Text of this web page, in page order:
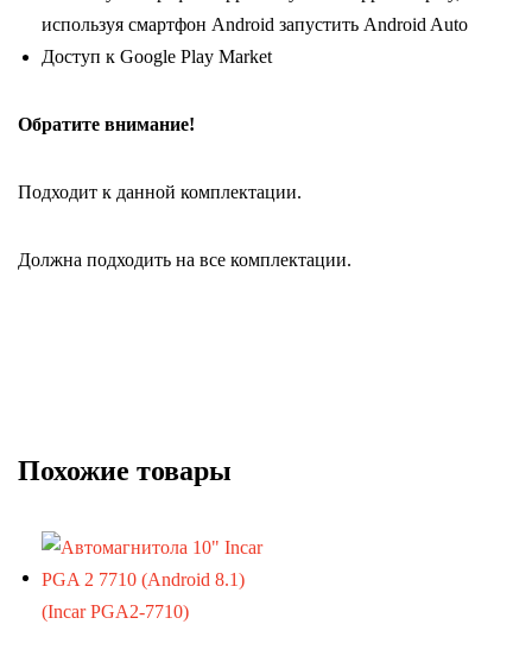
используя смартфон Android запустить Android Auto
Доступ к Google Play Market
Обратите внимание!
Подходит к данной комплектации.
Должна подходить на все комплектации.
Похожие товары